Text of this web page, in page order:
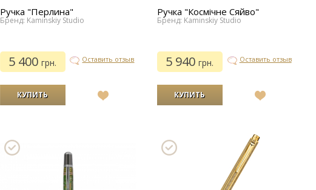
Ручка "Перлина"
Бренд: Kaminskiy Studio
5 400грн. Оставить отзыв
Ручка "Космічне Сяйво"
Бренд: Kaminskiy Studio
5 940грн. Оставить отзыв